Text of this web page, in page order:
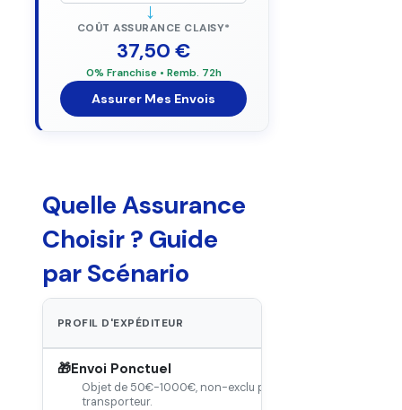
→
COÛT ASSURANCE CLAISY*
37,50 €
0% Franchise • Remb. 72h
Assurer Mes Envois
Quelle Assurance
Choisir ? Guide
par Scénario
PROFIL D'EXPÉDITEUR
🎁Envoi Ponctuel
Objet de 50€-1000€, non-exclu par le
transporteur.